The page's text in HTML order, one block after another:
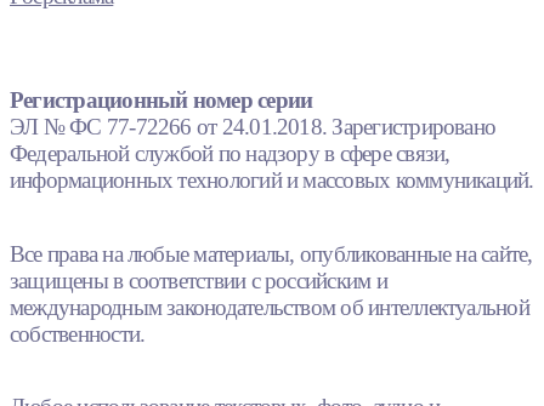
Регистрационный номер серии
ЭЛ № ФС 77-72266 от 24.01.2018. Зарегистрировано
Федеральной службой по надзору в сфере связи,
информационных технологий и массовых коммуникаций.
Все права на любые материалы, опубликованные на сайте,
защищены в соответствии с российским и
международным законодательством об интеллектуальной
собственности.